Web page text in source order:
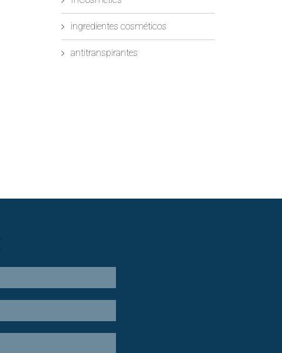
ingredientes cosméticos
antitranspirantes